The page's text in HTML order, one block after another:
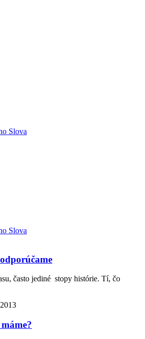
Slova
Slova
často jediné stopy histórie. Tí, čo